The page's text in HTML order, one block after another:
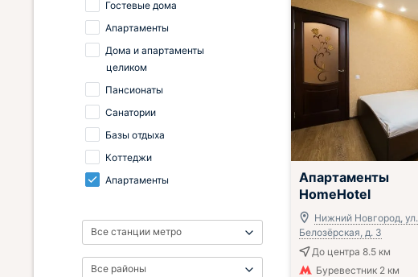
Апартаменты
HomeHotel
Нижний Новгород, ул.
Белозёрская, д. 3
До центра 8.5 км
Буревестник 2 км
Гостевые дома
Апартаменты
Дома и апартаменты
целиком
Пансионаты
Санатории
Базы отдыха
Коттеджи
Апартаменты
Все станции метро
Все районы